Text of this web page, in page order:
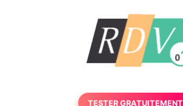
TESTER GRATUITEMENT